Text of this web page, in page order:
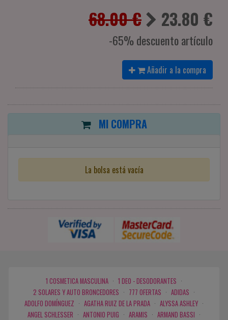
68.00 € 23.80 €
-65% descuento artículo
Añadir a la compra
MI COMPRA
La bolsa está vacía
1 COSMETICA MASCULINA · 1 DEO - DESODORANTES ·
2 SOLARES Y AUTO BRONCEDORES · 777 OFERTAS · ADIDAS ·
ADOLFO DOMÍNGUEZ · AGATHA RUIZ DE LA PRADA · ALYSSA ASHLEY ·
ANGEL SCHLESSER · ANTONIO PUIG · ARAMIS · ARMAND BASSI ·